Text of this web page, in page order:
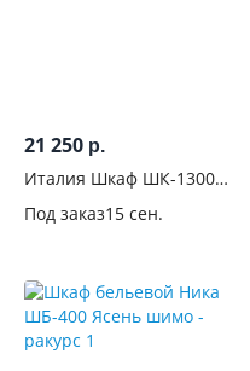
21 250 р.
Италия Шкаф ШК-1300
Под заказ15 сен.